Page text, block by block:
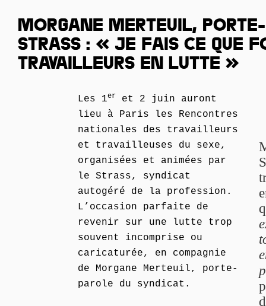
MORGANE MERTEUIL,
STRASS : « JE FAIS CE QUE
TRAVAILLEURS EN LUTTE »
Les 1er
et 2 juin auront
lieu à Paris les Rencontres
nationales des travailleurs
et travailleuses du sexe,
organisées et animées par
le Strass, syndicat
autogéré de la profession.
L’occasion parfaite de
revenir sur une lutte trop
souvent incomprise ou
caricaturée, en compagnie
de Morgane Merteuil, porte-
parole du syndicat.